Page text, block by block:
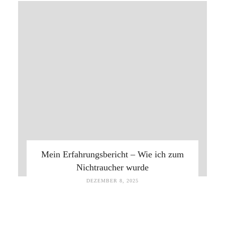
Mein Erfahrungsbericht – Wie ich zum
Nichtraucher wurde
DEZEMBER 8, 2025